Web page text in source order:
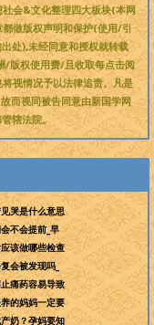
会&文化整理四大板块(本网
做版权声明和保护(使用/引
处),未经同意和授权就转载
/版权使用费/且收取每点击阅
视情况予以法律追责。凡是
而视同被告同意由新国学网
辖法院。
哭是什么意思
不会提前_早
该做哪些检查
会被发现吗_
痛药容易导致
的妈妈一定要
奶？孕妈要知